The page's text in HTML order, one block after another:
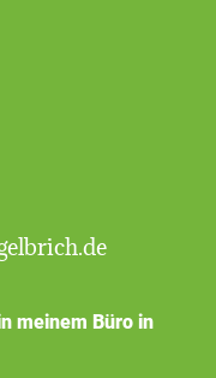
meinem Büro in